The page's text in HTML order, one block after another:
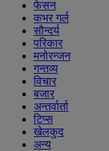
फेसन
कभर गर्ल
सौन्दर्य
परिकार
मनोरन्जन
गन्तव्य
विचार
बजार
अन्तर्वार्ता
टिप्स
खेलकुद
अन्य